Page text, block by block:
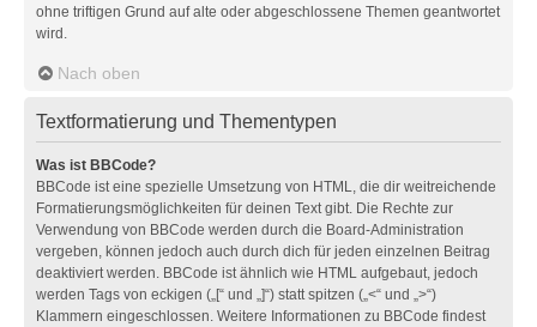
ohne triftigen Grund auf alte oder abgeschlossene Themen geantwortet
wird.
Nach oben
Textformatierung und Thementypen
Was ist BBCode?
BBCode ist eine spezielle Umsetzung von HTML, die dir weitreichende
Formatierungsmöglichkeiten für deinen Text gibt. Die Rechte zur
Verwendung von BBCode werden durch die Board-Administration
vergeben, können jedoch auch durch dich für jeden einzelnen Beitrag
deaktiviert werden. BBCode ist ähnlich wie HTML aufgebaut, jedoch
werden Tags von eckigen („[“ und „]“) statt spitzen („<“ und „>“)
Klammern eingeschlossen. Weitere Informationen zu BBCode findest